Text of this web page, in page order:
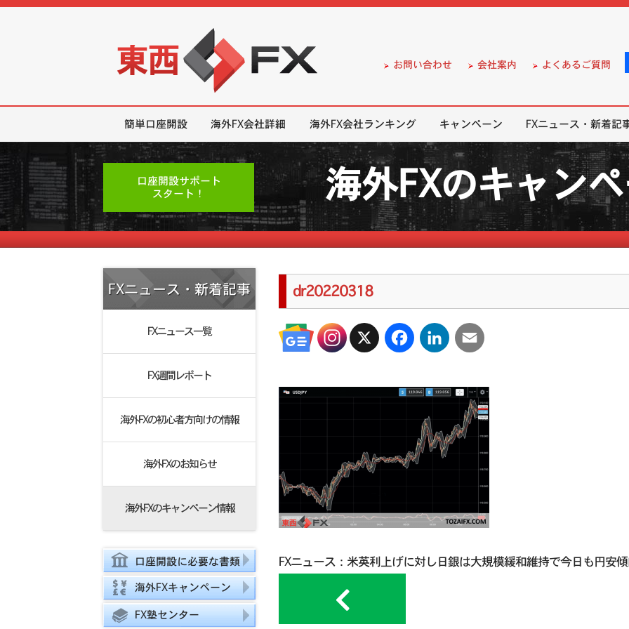
お問い合わせ 会社案内 よくあるご質問
簡単口座開設 海外FX会社詳細 海外FX会社ランキング キャンペーン FXニュース・新着記
口座開設サポート
スタート！
海外FXのキャン
FXニュース・新着記事
FXニュース一覧
FX週間レポート
海外FXの初心者方向けの情報
海外FXのお知らせ
海外FXのキャンペーン情報
口座開設に必要な書類
海外FXキャンペーン
FX塾センター
dr20220318
FXニュース：米英利上げに対し日銀は大規模緩和維持で今日も円安